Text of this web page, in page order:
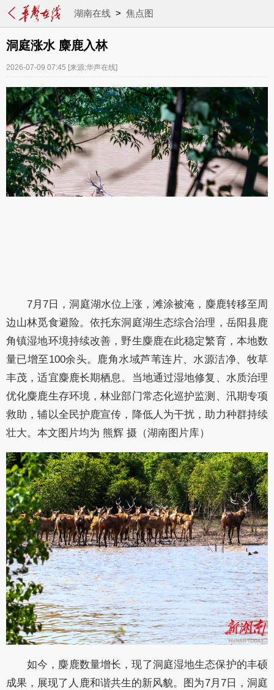
湖南在线> 焦点图
洞庭涨水 麋鹿入林
2026-07-09 07:45 [来源:华声在线]
7月7日，洞庭湖水位上涨，滩涂被淹，麋鹿转移至周
边山林觅食避险。依托东洞庭湖生态综合治理，岳阳县鹿
角镇湿地环境持续改善，野生麋鹿在此稳定繁育，本地数
量已增至100余头。鹿角水域芦苇连片、水源洁净、牧草
丰茂，适宜麋鹿长期栖息。当地通过湿地修复、水质治理
优化麋鹿生存环境，林业部门常态化巡护监测、汛期专项
救助，辅以全民护鹿宣传，降低人为干扰，助力种群持续
壮大。本文图片均为 熊辉 摄（湖南图片库）
如今，麋鹿数量增长，现了洞庭湿地生态保护的丰硕
成果，展现了人鹿和谐共生的新风貌。图为7月7日，洞庭